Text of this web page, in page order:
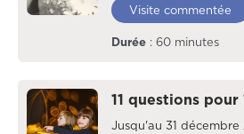
Visite commentée
Durée : 60 minutes
11 questions pour
Jusqu'au 31 décembre